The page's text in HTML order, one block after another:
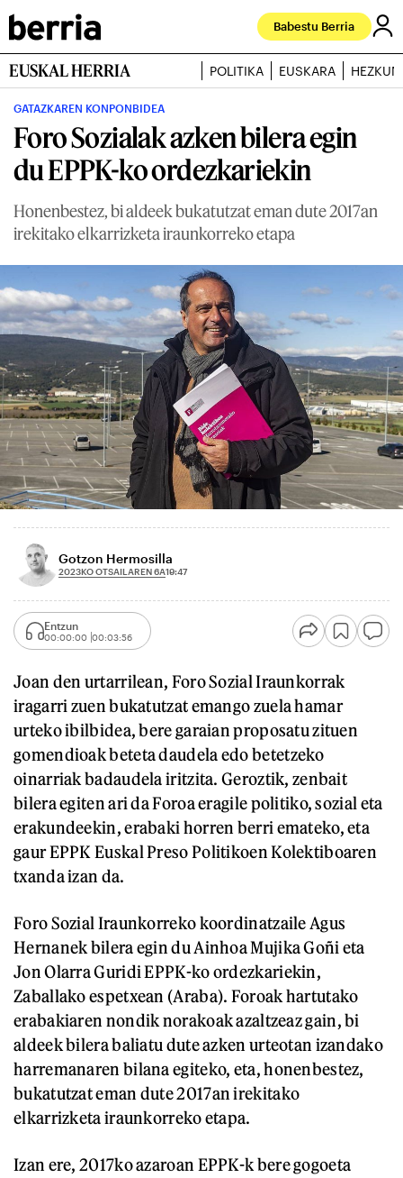
Babestu Berria
EUSKAL HERRIA POLITIKA EUSKARA
GATAZKAREN KONPONBIDEA
Foro Sozialak azken bilera egin
du EPPK-ko ordezkariekin
Honenbestez, bi aldeek bukatutzat eman dute 2017an
irekitako elkarrizketa iraunkorreko etapa
Gotzon Hermosilla
2023KO OTSAILAREN 6A19:47
Entzun
00:00:00 00:03:56
Joan den urtarrilean, Foro Sozial Iraunkorrak
iragarri zuen bukatutzat emango zuela hamar
urteko ibilbidea, bere garaian proposatu zituen
gomendioak beteta daudela edo betetzeko
oinarriak badaudela iritzita. Geroztik, zenbait
bilera egiten ari da Foroa eragile politiko, sozial eta
erakundeekin, erabaki horren berri emateko, eta
gaur EPPK Euskal Preso Politikoen Kolektiboaren
txanda izan da.
Foro Sozial Iraunkorreko koordinatzaile Agus
Hernanek bilera egin du Ainhoa Mujika Goñi eta
Jon Olarra Guridi EPPK-ko ordezkariekin,
Zaballako espetxean (Araba). Foroak hartutako
erabakiaren nondik norakoak azaltzeaz gain, bi
aldeek bilera baliatu dute azken urteotan izandako
harremanaren bilana egiteko, eta, honenbestez,
bukatutzat eman dute 2017an irekitako
elkarrizketa iraunkorreko etapa.
Izan ere, 2017ko azaroan EPPK-k bere gogoeta